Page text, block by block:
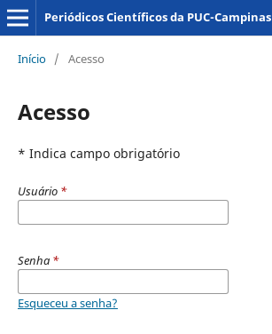
Periódicos Científicos da PUC-Campinas
Início / Acesso
Acesso
* Indica campo obrigatório
Usuário *
Senha *
Esqueceu a senha?